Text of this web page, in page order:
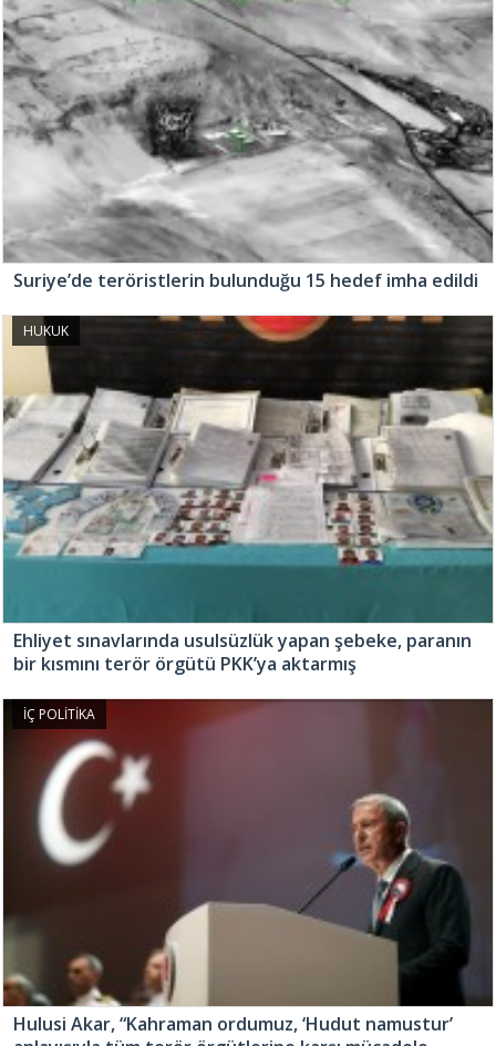
Suriye’de teröristlerin bulunduğu 15 hedef imha edildi
HUKUK
Ehliyet sınavlarında usulsüzlük yapan şebeke, paranın
bir kısmını terör örgütü PKK’ya aktarmış
İÇ POLİTİKA
Hulusi Akar, “Kahraman ordumuz, ‘Hudut namustur’